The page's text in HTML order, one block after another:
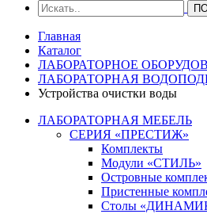
Главная
Каталог
ЛАБОРАТОРНОЕ
ЛАБОРАТОРНАЯ
Устройства очистки воды
ЛАБОРАТОРНАЯ МЕБЕЛЬ
СЕРИЯ «ПРЕСТИЖ»
Комплекты
Модули «СТИЛЬ»
Островные
Пристенные
Столы